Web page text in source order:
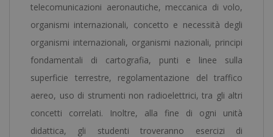
telecomunicazioni aeronautiche, meccanica di volo,
organismi internazionali, concetto e necessità degli
organismi internazionali, organismi nazionali, principi
fondamentali di cartografia, punti e linee sulla
superficie terrestre, regolamentazione del traffico
aereo, uso di strumenti non radioelettrici, tra gli altri
concetti correlati. Inoltre, alla fine di ogni unità
didattica, gli studenti troveranno esercizi di